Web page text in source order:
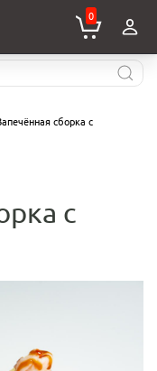
0
сборка с
с